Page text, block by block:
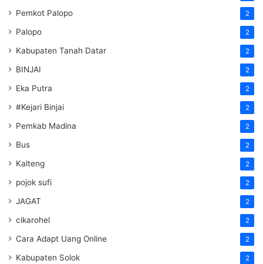
Pemkot Palopo 2
Palopo 2
Kabupaten Tanah Datar 2
BINJAI 2
Eka Putra 2
#Kejari Binjai 2
Pemkab Madina 2
Bus 2
Kalteng 2
pojok sufi 2
JAGAT 2
cikarohel 2
Cara Adapt Uang Online 2
Kabupaten Solok 2